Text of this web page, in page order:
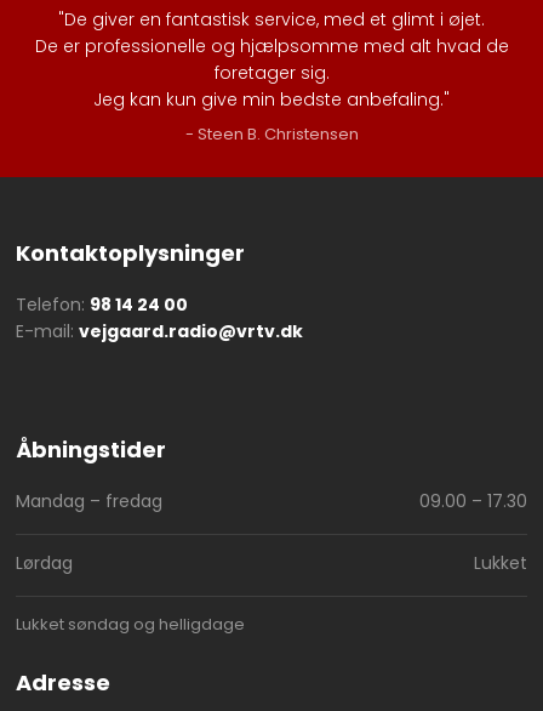
"De giver en fantastisk service, med et glimt i øjet.
De er professionelle og hjælpsomme med alt hvad de
foretager sig.
Jeg kan kun give min bedste anbefaling.​"
- Steen B. Christensen​
Kontaktoplysninger
Telefon: 98 14 24 00
E-mail: vejgaard.radio@vrtv.dk
Åbningstider​
Mandag – fredag 09.00 – 17.30​
Lørdag Lukket
Lukket søndag og helligdage
Adresse